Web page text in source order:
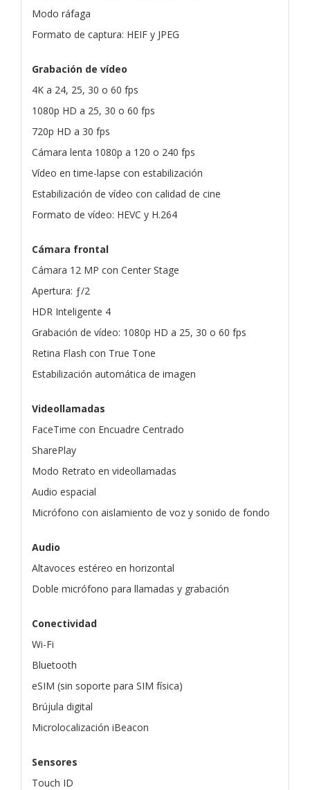
Modo ráfaga
Formato de captura: HEIF y JPEG
Grabación de vídeo
4K a 24, 25, 30 o 60 fps
1080p HD a 25, 30 o 60 fps
720p HD a 30 fps
Cámara lenta 1080p a 120 o 240 fps
Vídeo en time-lapse con estabilización
Estabilización de vídeo con calidad de cine
Formato de vídeo: HEVC y H.264
Cámara frontal
Cámara 12 MP con Center Stage
Apertura: ƒ/2
HDR Inteligente 4
Grabación de vídeo: 1080p HD a 25, 30 o 60 fps
Retina Flash con True Tone
Estabilización automática de imagen
Videollamadas
FaceTime con Encuadre Centrado
SharePlay
Modo Retrato en videollamadas
Audio espacial
Micrófono con aislamiento de voz y sonido de fondo
Audio
Altavoces estéreo en horizontal
Doble micrófono para llamadas y grabación
Conectividad
Wi-Fi
Bluetooth
eSIM (sin soporte para SIM física)
Brújula digital
Microlocalización iBeacon
Sensores
Touch ID